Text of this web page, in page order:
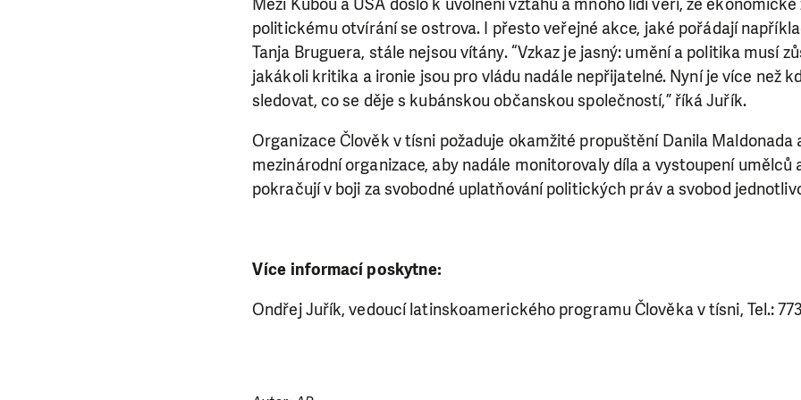
politickému otvírání se ostrova. I přesto veřejné akce, jaké pořádají
Tanja Bruguera, stále nejsou vítány. “Vzkaz je jasný: umění a politika musí
jakákoli kritika a ironie jsou pro vládu nadále nepřijatelné. Nyní je více než
sledovat, co se děje s kubánskou občanskou společností,” říká Juřík.
Organizace Člověk v tísni požaduje okamžité propuštění Danila Maldonada
mezinárodní organizace, aby nadále monitorovaly díla a vystoupení
pokračují v boji za svobodné uplatňování politických práv a svobod
Více informací poskytne:
Ondřej Juřík, vedoucí latinskoamerického programu Člověka v tísni, Tel.:
LÍBÍ SE VÁM, CO DĚLÁME?
Abychom mohli pomáhat smysluplně, neobejdeme se bez Vaší
rozhodnete pomoci jedním darem nebo se stanete pravidelným dárcem
dary nám umožní pomoci vždy tam, kde je to nejvíce
DAROVAT DAROVAT PRAVIDELNĚ